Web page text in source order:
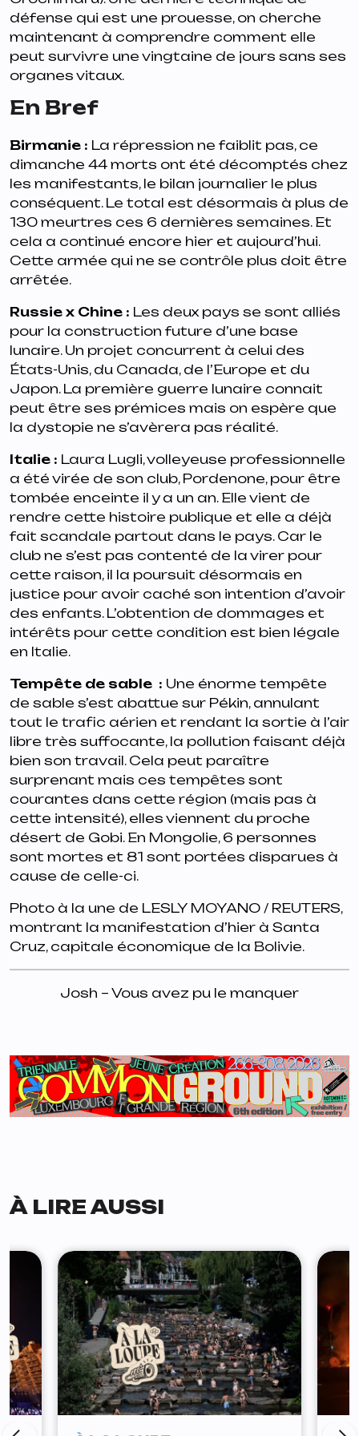
défense qui est une prouesse, on cherche
maintenant à comprendre comment elle
peut survivre une vingtaine de jours sans ses
organes vitaux.
En Bref
Birmanie : La répression ne faiblit pas, ce
dimanche 44 morts ont été décomptés chez
les manifestants, le bilan journalier le plus
conséquent. Le total est désormais à plus de
130 meurtres ces 6 dernières semaines. Et
cela a continué encore hier et aujourd’hui.
Cette armée qui ne se contrôle plus doit être
arrêtée.
Russie x Chine : Les deux pays se sont alliés
pour la construction future d’une base
lunaire. Un projet concurrent à celui des
États-Unis, du Canada, de l’Europe et du
Japon. La première guerre lunaire connait
peut être ses prémices mais on espère que
la dystopie ne s’avèrera pas réalité.
Italie : Laura Lugli, volleyeuse professionnelle
a été virée de son club, Pordenone, pour être
tombée enceinte il y a un an. Elle vient de
rendre cette histoire publique et elle a déjà
fait scandale partout dans le pays. Car le
club ne s’est pas contenté de la virer pour
cette raison, il la poursuit désormais en
justice pour avoir caché son intention d’avoir
des enfants. L’obtention de dommages et
intérêts pour cette condition est bien légale
en Italie.
Tempête de sable : Une énorme tempête
de sable s’est abattue sur Pékin, annulant
tout le trafic aérien et rendant la sortie à l’air
libre très suffocante, la pollution faisant déjà
bien son travail. Cela peut paraître
surprenant mais ces tempêtes sont
courantes dans cette région (mais pas à
cette intensité), elles viennent du proche
désert de Gobi. En Mongolie, 6 personnes
sont mortes et 81 sont portées disparues à
cause de celle-ci.
Photo à la une de LESLY MOYANO / REUTERS,
montrant la manifestation d’hier à Santa
Cruz, capitale économique de la Bolivie.
Josh – Vous avez pu le manquer
À LIRE AUSSI